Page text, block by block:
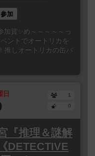
加
加賞✨め～～～～～っ
ントでオートリカを
推しオートリカの缶バ
日
1
0
『推理＆謎解
DETECTIVE